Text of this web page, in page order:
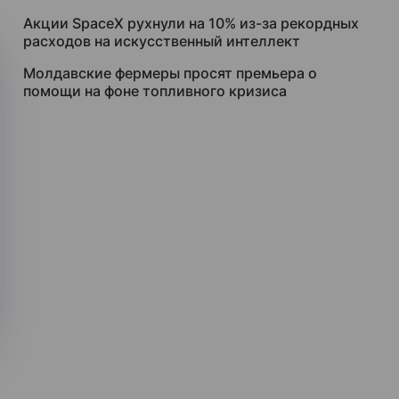
Акции SpaceX рухнули на 10% из-за рекордных
расходов на искусственный интеллект
Молдавские фермеры просят премьера о
помощи на фоне топливного кризиса